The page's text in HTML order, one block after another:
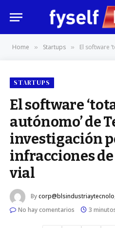
Home » Startups » El software ‘totalmente
STARTUPS
El software
autónomo’ de
investigación
infracciones
vial
By
No hay comentarios
3